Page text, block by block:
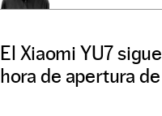
El Xiaomi YU7
hora de apertura